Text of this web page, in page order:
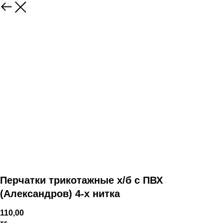
Перчатки трикотажные х/б с ПВХ
(Александров) 4-х нитка
110,00